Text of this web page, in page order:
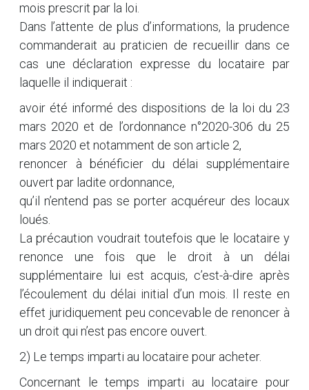
mois prescrit par la loi.
Dans l’attente de plus d’informations, la prudence
commanderait au praticien de recueillir dans ce
cas une déclaration expresse du locataire par
laquelle il indiquerait :
avoir été informé des dispositions de la loi du 23
mars 2020 et de l’ordonnance n°2020-306 du 25
mars 2020 et notamment de son article 2,
renoncer à bénéficier du délai supplémentaire
ouvert par ladite ordonnance,
qu’il n’entend pas se porter acquéreur des locaux
loués.
La précaution voudrait toutefois que le locataire y
renonce une fois que le droit à un délai
supplémentaire lui est acquis, c’est-à-dire après
l’écoulement du délai initial d’un mois. Il reste en
effet juridiquement peu concevable de renoncer à
un droit qui n’est pas encore ouvert.
2) Le temps imparti au locataire pour acheter.
Concernant le temps imparti au locataire pour